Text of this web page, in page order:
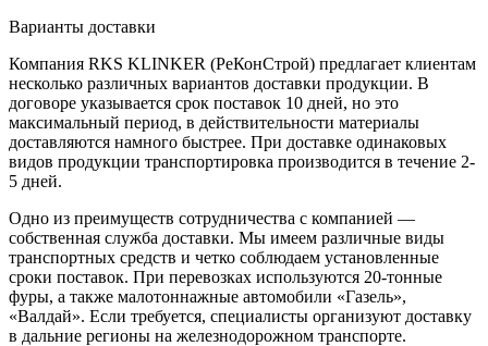
Варианты доставки
Компания RKS KLINKER (РеКонСтрой) предлагает клиентам
несколько различных вариантов доставки продукции. В
договоре указывается срок поставок 10 дней, но это
максимальный период, в действительности материалы
доставляются намного быстрее. При доставке одинаковых
видов продукции транспортировка производится в течение 2-
5 дней.
Одно из преимуществ сотрудничества с компанией —
собственная служба доставки. Мы имеем различные виды
транспортных средств и четко соблюдаем установленные
сроки поставок. При перевозках используются 20-тонные
фуры, а также малотоннажные автомобили «Газель»,
«Валдай». Если требуется, специалисты организуют доставку
в дальние регионы на железнодорожном транспорте.